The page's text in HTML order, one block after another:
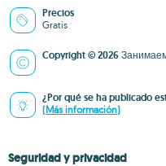
Precios
Gratis
Copyright © 2026
¿Por qué se ha publicado
(Más información)
Seguridad y privacidad